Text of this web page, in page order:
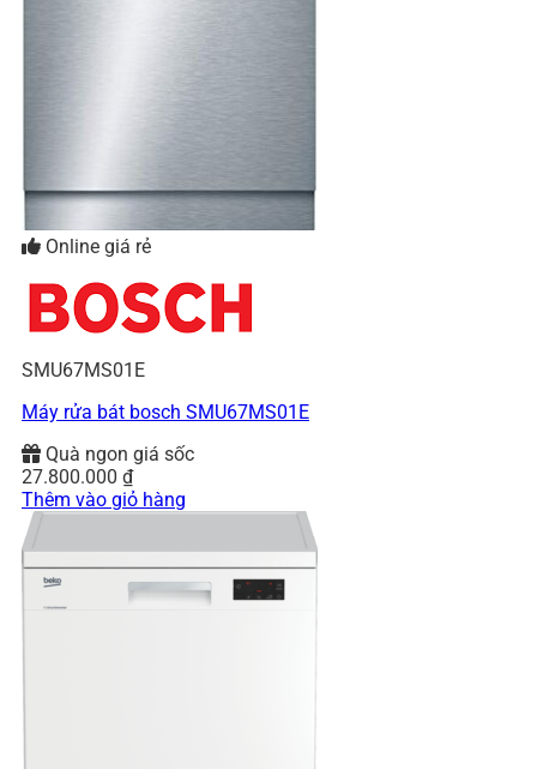
Online giá rẻ
SMU67MS01E
Máy rửa bát bosch SMU67MS01E
Quà ngon giá sốc
27.800.000 ₫
Thêm vào giỏ hàng